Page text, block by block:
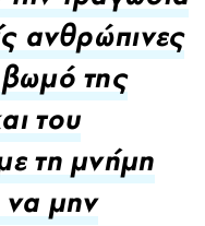
ανθρώπινες
βωμό της
του
τη μνήμη
να μην